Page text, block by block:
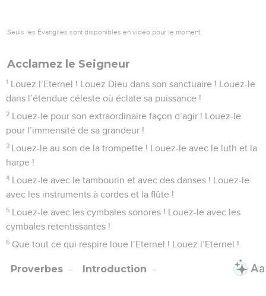
Seuls les Évangiles sont disponibles en vidéo pour le moment.
Acclamez le Seigneur
1 Louez l’Eternel ! Louez Dieu dans son sanctuaire ! Louez-le
dans l’étendue céleste où éclate sa puissance !
2 Louez-le pour son extraordinaire façon d’agir ! Louez-le
pour l’immensité de sa grandeur !
3 Louez-le au son de la trompette ! Louez-le avec le luth et la
harpe !
4 Louez-le avec le tambourin et avec des danses ! Louez-le
avec les instruments à cordes et la flûte !
5 Louez-le avec les cymbales sonores ! Louez-le avec les
cymbales retentissantes !
6 Que tout ce qui respire loue l’Eternel ! Louez l’Eternel !
Proverbes Introduction